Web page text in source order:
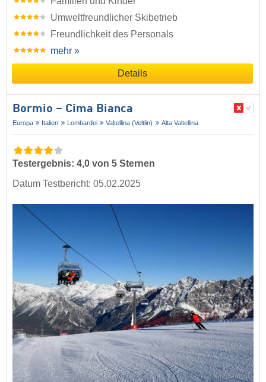
Umweltfreundlicher Skibetrieb
Freundlichkeit des Personals
mehr »
Details
Bormio – Cima Bianca
Europa Italien Lombardei Valtellina (Veltlin) Alta Valtellina
Testergebnis: 4,0 von 5 Sternen
Datum Testbericht: 05.02.2025